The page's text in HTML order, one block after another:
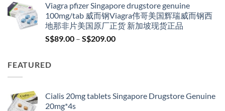
was:
S$100.00.
is:
S$79.00.
Viagra pfizer Singapore drugstore genuine
100mg/tab 威而钢Viagra伟哥美国辉瑞威而钢西
地那非片美国原厂正货 新加坡现货正品
S$89.00 – S$209.00Price
FEATURED
Cialis 20mg tablets Singapore Drugstore Genuine
20mg*4s